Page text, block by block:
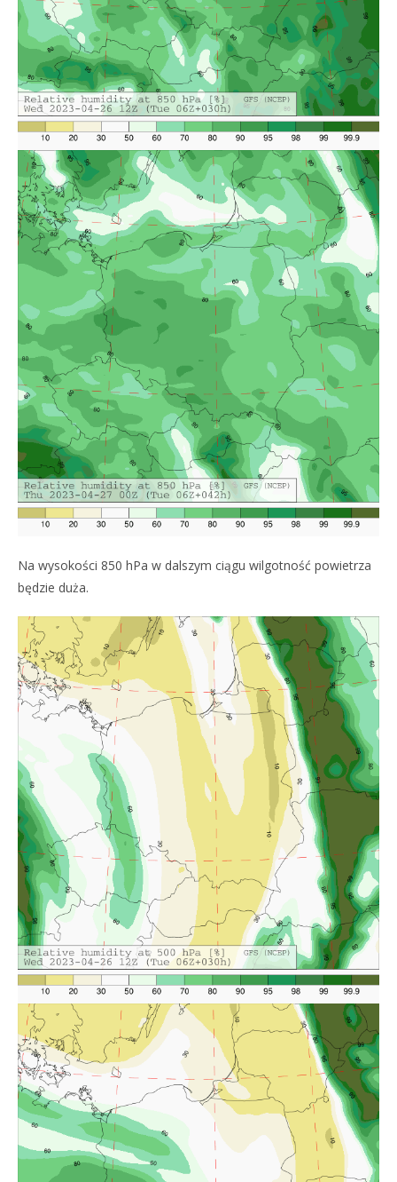
Na wysokości 850 hPa w dalszym ciągu wilgotność powietrza
będzie duża.